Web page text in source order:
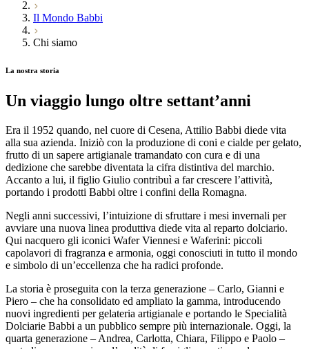
Il Mondo Babbi
Chi siamo
La nostra storia
Un viaggio lungo oltre settant’anni
Era il 1952 quando, nel cuore di Cesena, Attilio Babbi diede vita
alla sua azienda. Iniziò con la produzione di coni e cialde per gelato,
frutto di un sapere artigianale tramandato con cura e di una
dedizione che sarebbe diventata la cifra distintiva del marchio.
Accanto a lui, il figlio Giulio contribuì a far crescere l’attività,
portando i prodotti Babbi oltre i confini della Romagna.
Negli anni successivi, l’intuizione di sfruttare i mesi invernali per
avviare una nuova linea produttiva diede vita al reparto dolciario.
Qui nacquero gli iconici Wafer Viennesi e Waferini: piccoli
capolavori di fragranza e armonia, oggi conosciuti in tutto il mondo
e simbolo di un’eccellenza che ha radici profonde.
La storia è proseguita con la terza generazione – Carlo, Gianni e
Piero – che ha consolidato ed ampliato la gamma, introducendo
nuovi ingredienti per gelateria artigianale e portando le Specialità
Dolciarie Babbi a un pubblico sempre più internazionale. Oggi, la
quarta generazione – Andrea, Carlotta, Chiara, Filippo e Paolo –